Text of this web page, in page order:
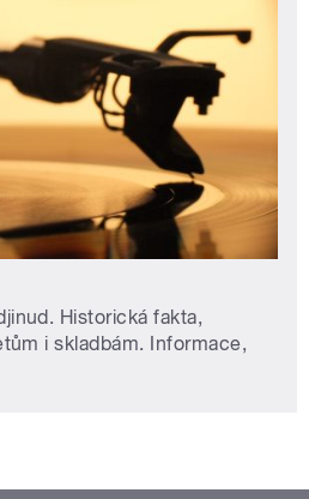
Historická fakta,
i skladbám. Informace,